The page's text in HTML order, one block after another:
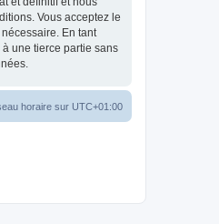
Vous acceptez le
En tant
une tierce partie sans
horaire sur UTC+01:00